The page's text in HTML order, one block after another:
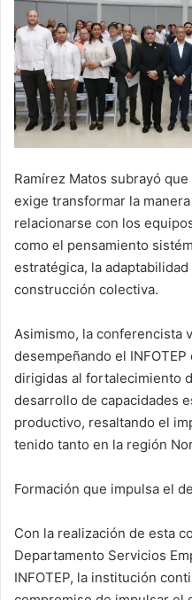
Ramírez Matos subrayó
exige transformar la
relacionarse con los
como el pensamiento
estratégica, la
construcción colectiva.
Asimismo, la conferencista
desempeñando el
dirigidas al fortalecimiento
desarrollo de capacidades
productivo, resaltando el
tenido tanto en la región
Formación que impulsa el
Con la realización de esta
Departamento Servicios
INFOTEP, la institución